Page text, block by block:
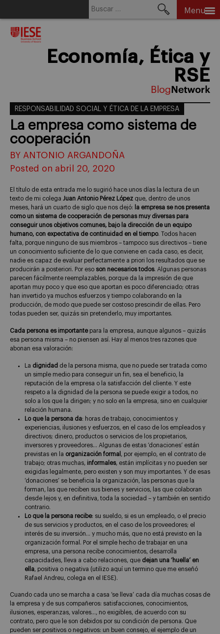
Menu
Economía, Ética y
RSE
RESPONSABILIDAD SOCIAL Y ÉTICA DE LA EMPRESA
La empresa como sistema de
cooperación
BY ANTONIO ARGANDOÑA
Posted on abril 20, 2020
El título de esta entrada me lo sugirió hace unos días la lectura de un
texto de mi colega Juan Antonio Pérez López que, dentro de unos
meses, hará un cuarto de siglo que nos dejó:
la empresa se nos presenta
como un sistema de cooperación de personas muy diversas para
conseguir unos objetivos comunes, bajo la dirección de un equipo
humano, con expectativa de continuidad en el tiempo. Todos hacen
falta, porque ninguno de sus miembros – tampoco sus directivos – tiene
un conocimiento suficiente de lo que conviene en cada caso, es decir,
nadie es capaz de evaluar perfectamente a priori los resultados que se
producirán a posteriori. Por eso son necesarios todos. Algunas personas
parecen fácilmente reemplazables, porque da la impresión de que
aportan muy poco y que eso que aportan es poco diferenciado; otras
han invertido ya muchos esfuerzos y tiempo colaborando en la
producción, de modo que puede ser costoso prescindir de ellas. Pero
todas pueden ser, quizás sin pretenderlo, muy importantes.
Cada persona es importantepara la empresa, aunque algunos – quizás
esa persona misma – no piensen así. Hay al menos tres razones que
abonan esa valoración:
La dignidad de la persona misma, que no puede ser tratada como
un simple medio para conseguir un fin, sea el beneficio, la
reputación de la empresa o la satisfacción del cliente. Y este
respeto a la dignidad de la persona se puede exigir a todos, no
solo a los que la dirigen; y no solo en la empresa, sino en cualquier
relación humana.
Lo que la persona da: horas de trabajo, conocimientos y
experiencias, ilusiones y esfuerzos, en el caso de los empleados y
directivos; dinero, productos o servicios de los propietarios,
inversores y proveedores… Algunas de estas ‘donaciones’ están
previstas en la organización formal , por ejemplo, en el contrato de
trabajo; otras muchas, informales, están implícitas y no pueden ser
exigidas legalmente, pero existen y son muy importantes. Y de esas
‘donaciones’ se beneficia la organización, las personas que la
forman, las que reciben sus bienes y servicios, las que colaboran
desde lejos y, en definitiva, toda la sociedad – y también en sentido
contrario.
Lo que la persona recibe: su sueldo, si es un empleado, o el precio
de sus servicios y productos, en el caso de los proveedores; el
interés de su inversión… y mucho más, que no está previsto en la
organización formal. Por el simple hecho de trabajar en una
empresa, una persona recibe conocimientos, desarrolla
capacidades, lleva a cabo relaciones, que dejan una ‘huella’ en
ella, positiva o negativa (utilizo aquí un termino que me enseñó
Rafael Andreu, colega en el IESE).
Cuando cada uno se marcha a casa ‘se lleva’ cada día muchas cosas de
la empresa y de sus compañeros: satisfacciones, conocimientos,
ilusiones, esperanzas, valores…, no exigibles, de acuerdo con su
contrato, pero que le son debidos por su condición de persona. Que
pueden ser positivos o negativos: un buen consejo, el ejemplo de un